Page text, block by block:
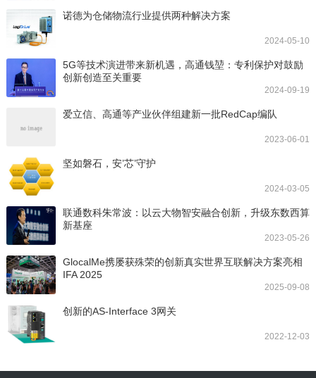
诺德为仓储物流行业提供两种解决方案
2024-05-10
5G等技术演进带来新机遇，高通钱堃：专利保护对鼓励
创新创造至关重要
2024-09-19
爱立信、高通等产业伙伴组建新一批RedCap编队
2023-06-01
坚如磐石，安’芯’守护
2024-03-05
联通数科朱常波：以云大物智安融合创新，升级东数西算
新基座
2023-05-26
GlocalMe携屡获殊荣的创新真实世界互联解决方案亮相
IFA 2025
2025-09-08
创新的AS-Interface 3网关
2022-12-03